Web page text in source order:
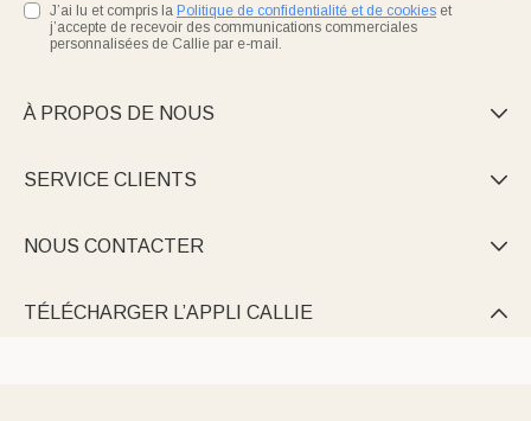
J’ai lu et compris la Politique de confidentialité et de cookies et
j’accepte de recevoir des communications commerciales
personnalisées de Callie par e-mail.
À PROPOS DE NOUS 
SERVICE CLIENTS 
NOUS CONTACTER 
TÉLÉCHARGER L’APPLI CALLIE 